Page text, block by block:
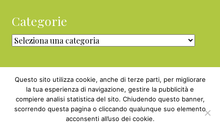
Categorie
Categorie
Copyright © 2010 - 2026 BabyGreen™ ·
Questo sito utilizza cookie, anche di terze parti, per migliorare
la tua esperienza di navigazione, gestire la pubblicità e
compiere analisi statistica del sito. Chiudendo questo banner,
scorrendo questa pagina o cliccando qualunque suo elemento
acconsenti all’uso dei cookie.